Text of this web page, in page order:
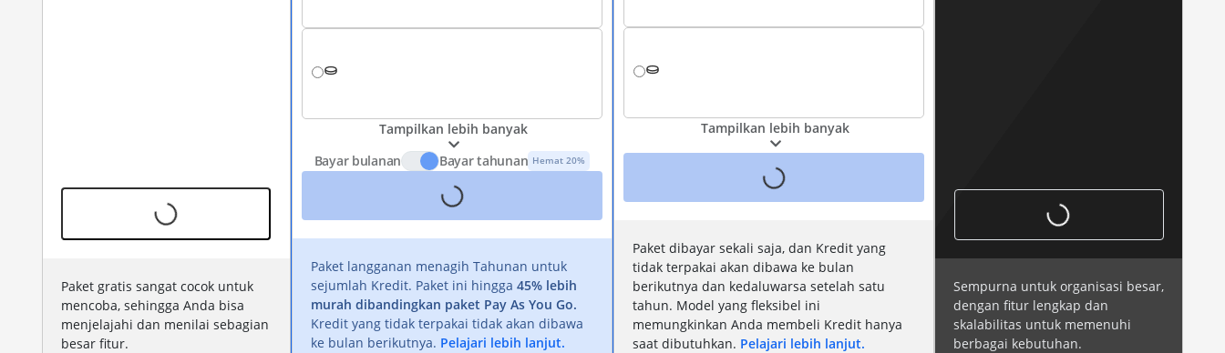
Paket gratis sangat cocok untuk
mencoba, sehingga Anda bisa
menjelajahi dan menilai sebagian
besar fitur.
Tampilkan lebih banyak
Bayar bulanan
Bayar tahunan Hemat 20%
Paket langganan menagih Tahunan untuk
sejumlah Kredit. Paket ini hingga 45% lebih
murah dibandingkan paket Pay As You Go.
Kredit yang tidak terpakai tidak akan dibawa
ke bulan berikutnya. Pelajari lebih lanjut.
Tampilkan lebih banyak
Paket dibayar sekali saja, dan Kredit yang
tidak terpakai akan dibawa ke bulan
berikutnya dan kedaluwarsa setelah satu
tahun. Model yang fleksibel ini
memungkinkan Anda membeli Kredit hanya
saat dibutuhkan. Pelajari lebih lanjut.
Sempurna untuk organisasi besar,
dengan fitur lengkap dan
skalabilitas untuk memenuhi
berbagai kebutuhan.